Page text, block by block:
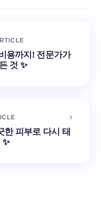
용까지! 전문가가
것 ✨
한 피부로 다시 태